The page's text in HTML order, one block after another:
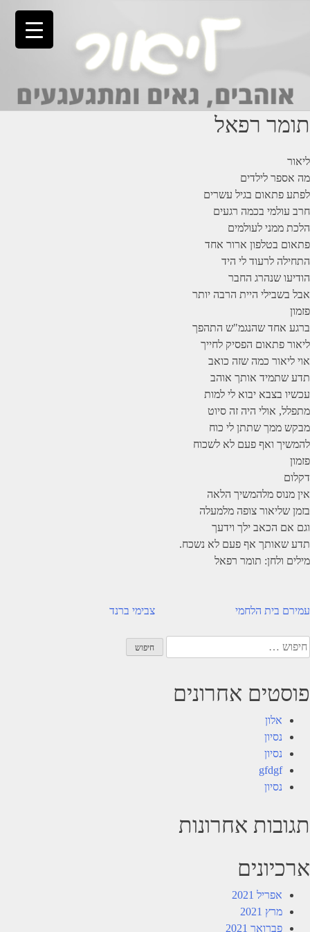
תומר רפאל
ליאור
מה אספר לילדים
לפתע פתאום בגיל עשרים
חרב עולמי בכמה רגעים
הלכת ממני לעולמים
פתאום בטלפון ארור אחד
התחילה לרעוד לי היד
הודיעו שנהרג החבר
אבל בשבילי היית הרבה יותר
פזמון
ברגע אחד שהנגמ"ש התהפך
ליאור פתאום הפסיק לחייך
אוי ליאור כמה שזה כואב
תדע שתמיד אותך אוהב
עכשיו בצבא יבוא לי למות
מתפלל, אולי היה זה סיוט
מבקש ממך שתתן לי כוח
להמשיך ואף פעם לא לשכוח
פזמון
דקלום
אין מנוס מלהמשיך הלאה
בזמן שליאור צופה מלמעלה
וגם אם הכאב ילך וידעך
תדע שאותך אף פעם לא נשכח.
מילים ולחן: תומר רפאל
ניווט צבימי ברנד עמירם בית הלחמי
חיפוש:
פוסטים אחרונים
אלון
נסיון
נסיון
gfdgf
נסיון
תגובות אחרונות
ארכיונים
אפריל 2021
מרץ 2021
פברואר 2021